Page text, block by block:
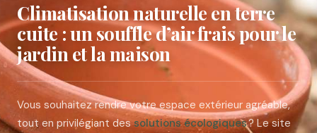
Climatisation naturelle en terre
cuite : un souffle d’air frais pour le
jardin et la maison
Vous souhaitez rendre votre espace extérieur agréable,
tout en privilégiant dessolutions écologiques? Le site